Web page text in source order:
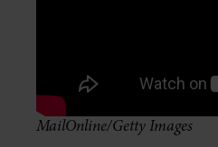
MailOnline/Getty Images